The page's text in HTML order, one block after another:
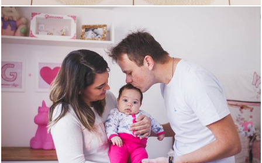
2004 0